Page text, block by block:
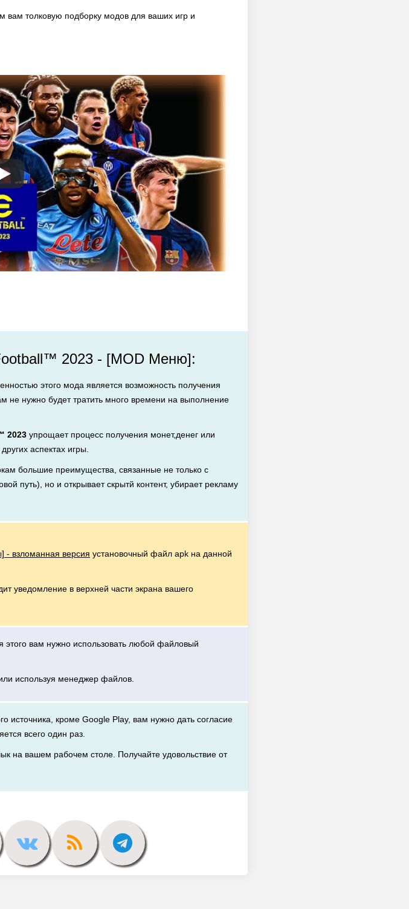
вам толковую подборку модов для ваших игр и
2023 - [MOD Меню]:
этого мода является возможность получения
не нужно будет тратить много времени на выполнение
2023 упрощает процесс получения монет,денег или
аспектах игры.
большие преимущества, связанные не только с
путь), но и открывает скрытй контент, убирает рекламу
- взломанная версия установочный файл apk на данной
уведомление в верхней части экрана вашего
этого вам нужно использовать любой файловый
используя менеджер файлов.
источника, кроме Google Play, вам нужно дать согласие
всего один раз.
на вашем рабочем столе. Получайте удовольствие от